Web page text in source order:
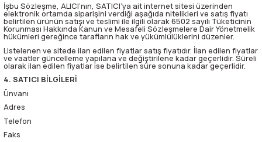
İşbu Sözleşme, ALICI’nın, SATICI’ya ait internet sitesi üzerinden
elektronik ortamda siparişini verdiği aşağıda nitelikleri ve satış fiyatı
belirtilen ürünün satışı ve teslimi ile ilgili olarak 6502 sayılı Tüketicinin
Korunması Hakkında Kanun ve Mesafeli Sözleşmelere Dair Yönetmelik
hükümleri gereğince tarafların hak ve yükümlülüklerini düzenler.
Listelenen ve sitede ilan edilen fiyatlar satış fiyatıdır. İlan edilen fiyatlar
ve vaatler güncelleme yapılana ve değiştirilene kadar geçerlidir. Süreli
olarak ilan edilen fiyatlar ise belirtilen süre sonuna kadar geçerlidir.
4. SATICI BİLGİLERİ
Ünvanı
Adres
Telefon
Faks